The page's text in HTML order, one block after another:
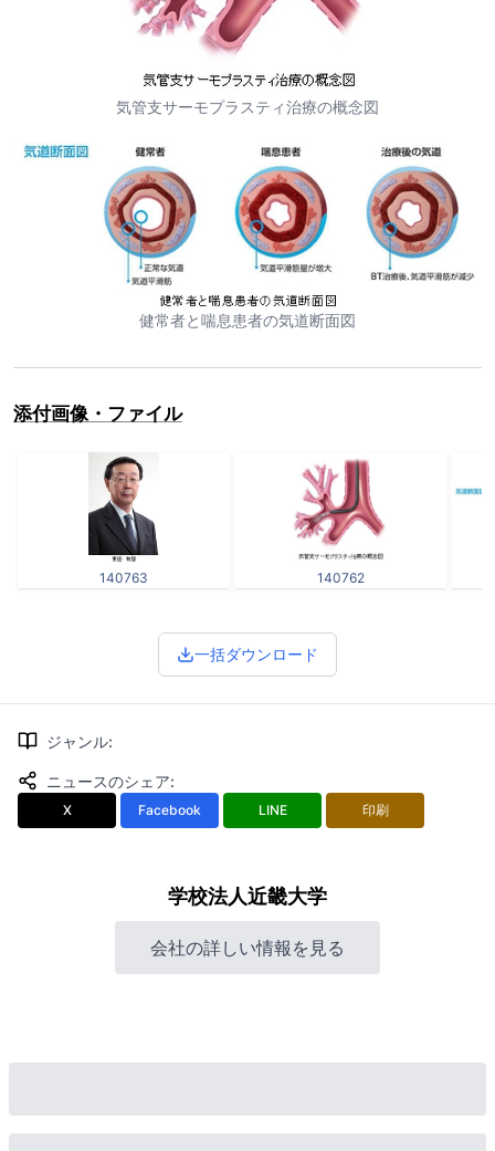
気管支サーモプラスティ治療の概念図
健常者と喘息患者の気道断面図
添付画像・ファイル
140763 140762
一括ダウンロード
ジャンル:
ニュースのシェア:
X Facebook LINE 印刷
学校法人近畿大学
会社の詳しい情報を見る